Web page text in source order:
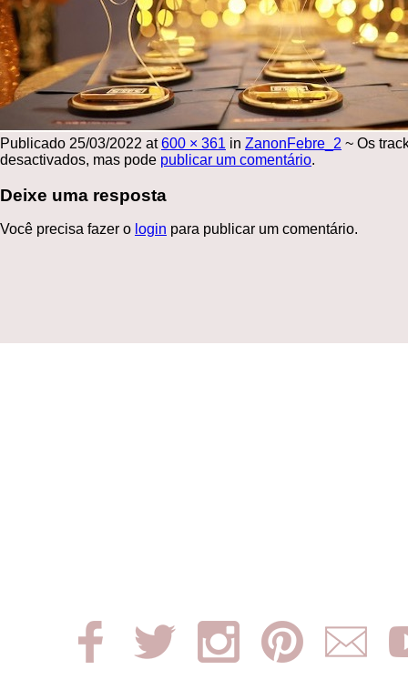
Publicado 25/03/2022 at600 × 361 in ZanonFebre_2 ~ Os
desactivados, mas pode publicar um comentário.
Deixe uma resposta
Você precisa fazer o login para publicar um comentário.